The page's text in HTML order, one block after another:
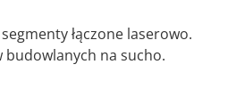
łączone laserowo.
budowlanych na sucho.